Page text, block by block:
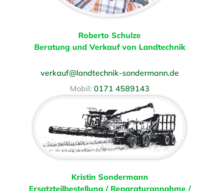
Roberto Schulze
Beratung und Verkauf von Landtechnik
verkauf@landtechnik-sondermann.de
Mobil: 0171 4589143
Kristin Sondermann
Ersatzteilbestellung / Reparaturannahme /